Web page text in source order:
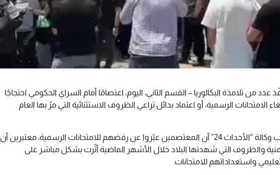
عدد من تلامذة البكالوريا – القسم الثاني، اليوم، اعتصامًا أمام السراي الحكومي احتجاجًا
الامتحانات الرسمية، أو اعتماد بدائل تراعي الظروف الاستثنائية التي مرّ بها العام
وأفاد مندوب وكالة “الأحداث 24” أن المعتصمين عبّروا عن رفضهم للامتحانات الرسمية، معتبرين أن
والظروف التي شهدتها البلاد خلال الأشهر الماضية أثّرت بشكل مباشر على
واستعداداتهم للامتحانات.